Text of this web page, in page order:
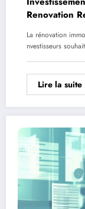
Renovation
La rénovation
nvestisseurs
Lire la suite